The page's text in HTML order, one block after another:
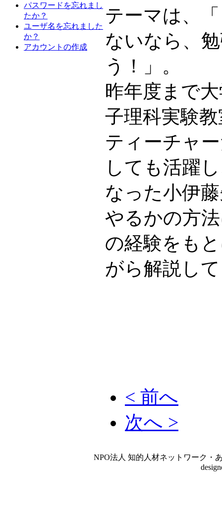
パスワードを忘れまし
たか？
ユーザ名を忘れました
か？
アカウントの作成
テーマは、
ないなら、
う！」。
昨年度まで
子理科実験
ティーチャ
しても活躍
なった小伊
やるかの方
の経験をも
がら解説し
< 前へ
次へ >
NPO法人 知的人材ネットワーク・